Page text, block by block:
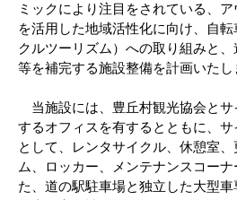
ミックにより注目をされている、
を活用した地域活性化に向け、自
クルツーリズム）への取り組みと
等を補完する施設整備を計画いたし
当施設には、豊丘村観光協会とサ
するオフィスを有するとともに、
として、レンタサイクル、休憩室
ム、ロッカー、メンテナンスコー
た、道の駅駐車場と独立した大型